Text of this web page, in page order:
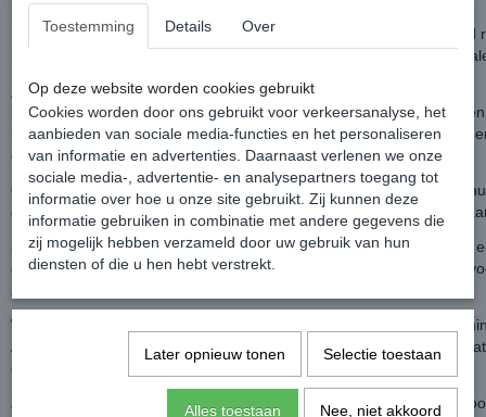
Natuurlijke ingrediënten zoals goudsbloem, wortel en Sint-Janskruid
herstellen beschadigde huidgebieden en stimuleren haargroei op
Het bevat de volgende plantaardige ingrediënten:
Bio-zwavelvloeistof:Zwavel wordt gebruikt om bijvoorbeeld jeuk
krabben te verminderen en staat bekend om zijn positieve en
de huid.
Calendula-olie:
Verhoogt de veerkracht van gevoelige, ontstoken
de huidregeneratie. Het bevordert de bloedsomloop en verhoogt
Sint-Janskruidolie:Verzacht irritaties en is bijzonder effectief voor
gebarsten huid. Ideaal voor het voeden van een gevoelige huid,
Wortelolie:
Gekenmerkt door zijn bijzonder hoge gehalte aan
A. Geschikt voor het voeden van een droge en gebarsten huid
en soepel maakt en extreem hydraterend is.
Zonnebloemolie:
Werkt verzachtend en is hydraterend. Versterkt
Toestemming Details Over
Op deze website worden cookies gebruikt
Cookies worden door ons gebruikt voor verkeersanalyse, het
aanbieden van sociale media-functies en het personaliseren
van informatie en advertenties. Daarnaast verlenen we onze
sociale media-, advertentie- en analysepartners toegang tot
informatie over hoe u onze site gebruikt. Zij kunnen deze
informatie gebruiken in combinatie met andere gegevens die
zij mogelijk hebben verzameld door uw gebruik van hun
diensten of die u hen hebt verstrekt.
Later opnieuw tonen Selectie toestaan
Alles toestaan Nee, niet akkoord